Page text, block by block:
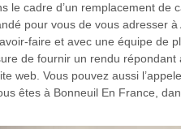
le cadre d’un remplacement de
pour vous de vous adresser à
faire et avec une équipe de
de fournir un rendu répondant
web. Vous pouvez aussi
êtes à Bonneuil En France,